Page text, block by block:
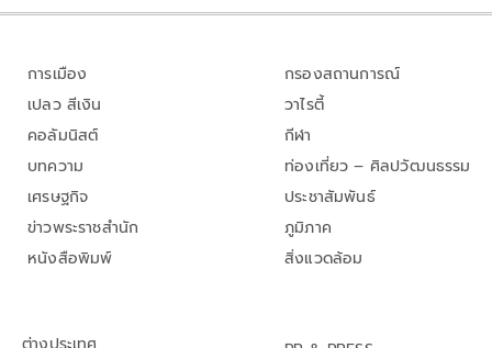
การเมือง
เปลว สีเงิน
คอลัมนิสต์
บทความ
เศรษฐกิจ
ข่าวพระราชสำนัก
หนังสือพิมพ์
กรองสถานการณ์
วาไรตี้
กีฬา
ท่องเที่ยว – ศิลปวัฒนธรรม
ประชาสัมพันธ์
ภูมิภาค
สิ่งแวดล้อม